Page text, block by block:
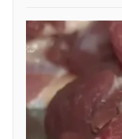
THỜI BÁO VTV